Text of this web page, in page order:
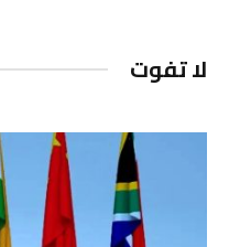
لا تفوت